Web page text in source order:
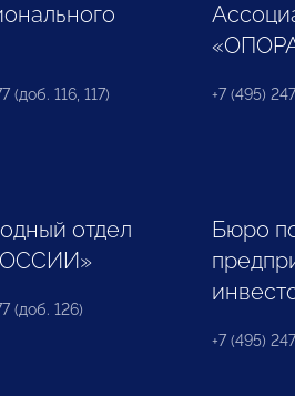
(доб. 116, 117) +7 (495)
отдел
(доб. 126)
Бюро
+7 (495)